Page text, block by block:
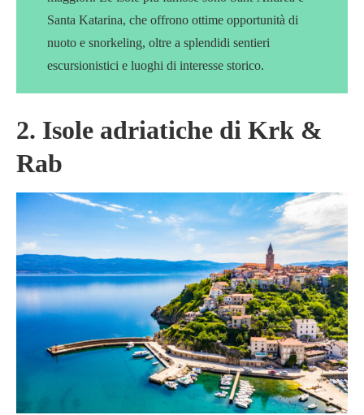
Santa Katarina, che offrono ottime opportunità di
nuoto e snorkeling, oltre a splendidi sentieri
escursionistici e luoghi di interesse storico.
2. Isole adriatiche di Krk &
Rab